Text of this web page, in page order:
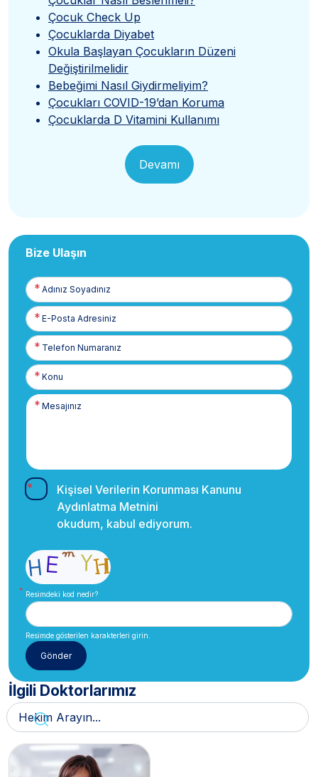
Çocuk Check Up
Çocuklarda Diyabet
Okula Başlayan Çocukların Düzeni
Değiştirilmelidir
Bebeğimi Nasıl Giydirmeliyim?
Çocukları COVID-19’dan Koruma
Çocuklarda D Vitamini Kullanımı
Devamı
Bize Ulaşın
Adınız
Soyadınız
E-
Posta
Telefon
Numaranız
Kişisel Verilerin Korunması Kanunu
Aydınlatma Metnini
okudum, kabul ediyorum.
Resimdeki kod nedir?
Resimde gösterilen karakterleri girin.
İlgili Doktorlarımız